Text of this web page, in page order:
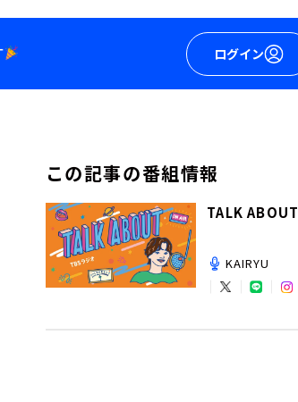
ログイン
この記事の番組情報
TALK ABOUT
KAIRYU